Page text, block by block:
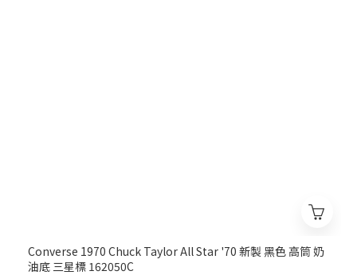
Converse 1970 Chuck Taylor All Star '70 新製 黑色 高筒 奶
油底 三星標 162050C